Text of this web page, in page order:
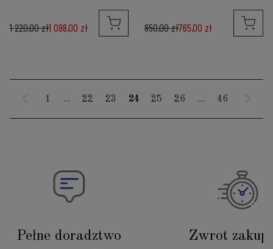
1 098,00 zł
1 220,00 zł 765,00 zł
850,00 zł
1 ... 22 23 24 25 26 ... 46
Pełne doradztwo Zwrot